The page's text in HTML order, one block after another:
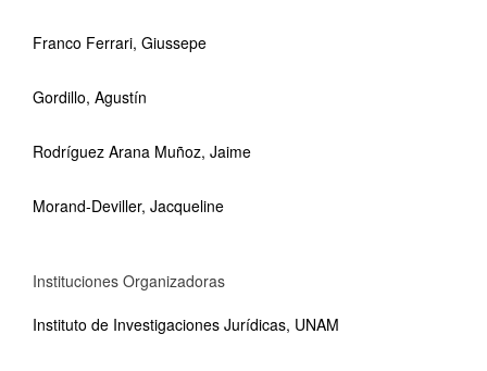
Franco Ferrari, Giussepe
Gordillo, Agustín
Rodríguez Arana Muñoz, Jaime
Morand-Deviller, Jacqueline
Instituciones Organizadoras
Instituto de Investigaciones Jurídicas, UNAM